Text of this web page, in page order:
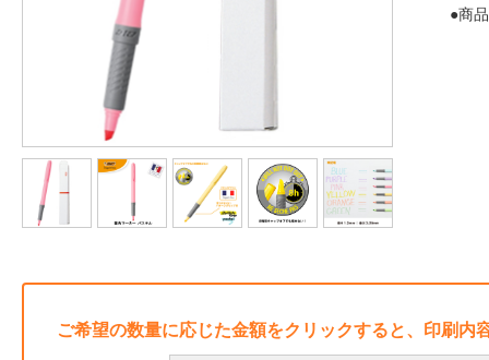
●商
ご希望の数量に応じた金額をクリックすると、印刷内